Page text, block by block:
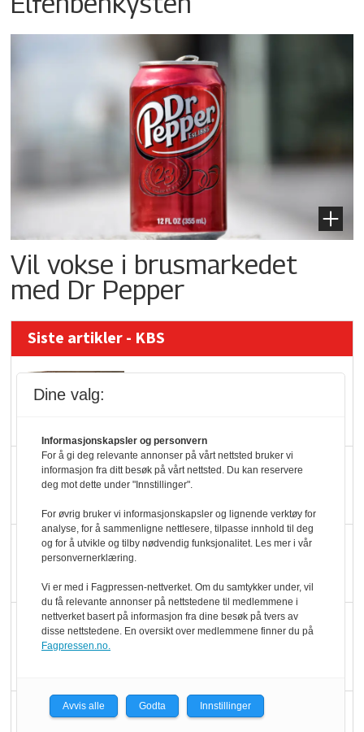
Vil vokse i brusmarkedet
med Dr Pepper
Siste artikler - KBS
Mat er viktigere enn
Ti bensinstasjoner
legger ned hver måned
Potetball, kylling og 98
KBS-bransjen i
Vokser med ferdigmat
Dine valg:
Informasjonskapsler og personvern
For å gi deg relevante annonser på vårt nettsted bruker vi
informasjon fra ditt besøk på vårt nettsted. Du kan reservere
deg mot dette under "Innstillinger".
For øvrig bruker vi informasjonskapsler og lignende verktøy for
analyse, for å sammenligne nettlesere, tilpasse innhold til deg
og for å utvikle og tilby nødvendig funksjonalitet. Les mer i vår
personvernerklæring.
Vi er med i Fagpressen-nettverket. Om du samtykker under, vil
du få relevante annonser på nettstedene til medlemmene i
nettverket basert på informasjon fra dine besøk på tvers av
disse nettstedene. En oversikt over medlemmene finner du på
Fagpressen.no.
Avvis alle Godta Innstillinger